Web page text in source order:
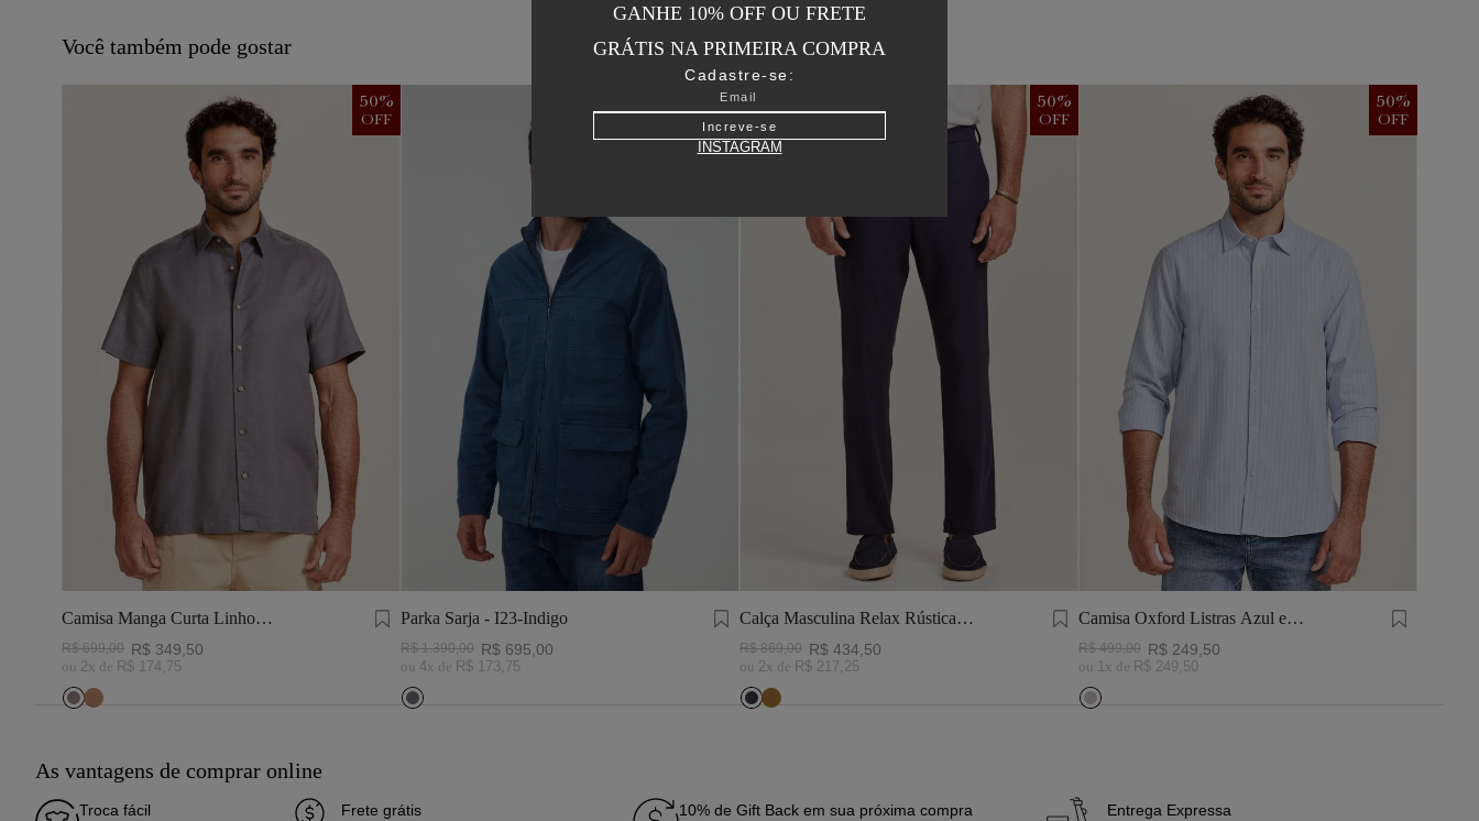
Você também pode gostar
Camisa Manga Curta Linho
Tinturado Cinza Chumbo
50%
OFF
R$ 699,00 R$ 349 50
ou 2x de R$ 174, 75
Parka Sarja - I23-Indigo
%
OFF
R$ 1.390,00 R$ 695 00
ou 4x de R$ 173 , 75
Calça Masculina Relax Rústica
Marinho
50%
OFF
R$ 869,00 R$ 434 50
ou 2x de R$ 217, 25
Camisa Oxford Listras Azul e
Branca
50%
OFF
R$ 499,00 R$ 249 50
ou 1x de R$ 249, 50
As vantagens de comprar online
Troca fácil
Frete grátis
10% de Gift Back em sua próxima compra
Entrega Expressa
GANHE 10% OFF OU FRETE
GRÁTIS NA PRIMEIRA COMPRA
Cadastre-se:
Increve-se
INSTAGRAM